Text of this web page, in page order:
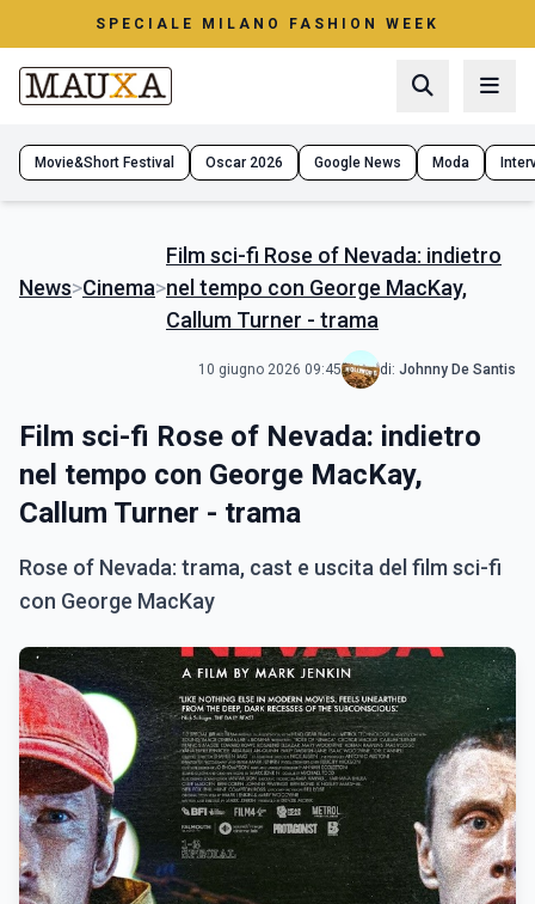
SPECIALE MILANO FASHION WEEK
Movie&Short Festival Oscar 2026 Google News Moda
News>Cinema>
Film sci-fi Rose of Nevada: indietro
nel tempo con George MacKay,
Callum Turner - trama
10 giugno 2026 09:45 di: Johnny De Santis
Film sci-fi Rose of Nevada: indietro
nel tempo con George MacKay,
Callum Turner - trama
Rose of Nevada: trama, cast e uscita del film sci-fi
con George MacKay